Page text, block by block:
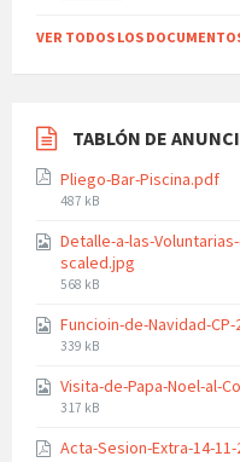
VER TODOS LOS
TABLÓN DE
Pliego-Bar-Piscina.pdf
File
487 kB
Detalle-a-las-
scaled.jpg
File
568 kB
Funcioin-de-Navidad-CP-
File
339 kB
Visita-de-Papa-Noel-al-
File
317 kB
Acta-Sesion-Extra-14-